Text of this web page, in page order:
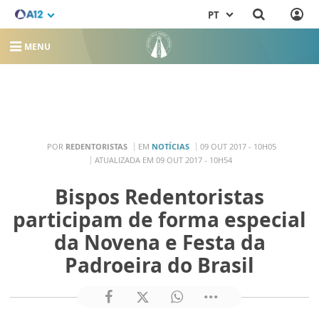
PT
MENU
POR REDENTORISTAS EM NOTÍCIAS
09 OUT 2017 - 10H05
ATUALIZADA EM 09 OUT 2017 - 10H54
Bispos Redentoristas
participam de forma especial
da Novena e Festa da
Padroeira do Brasil